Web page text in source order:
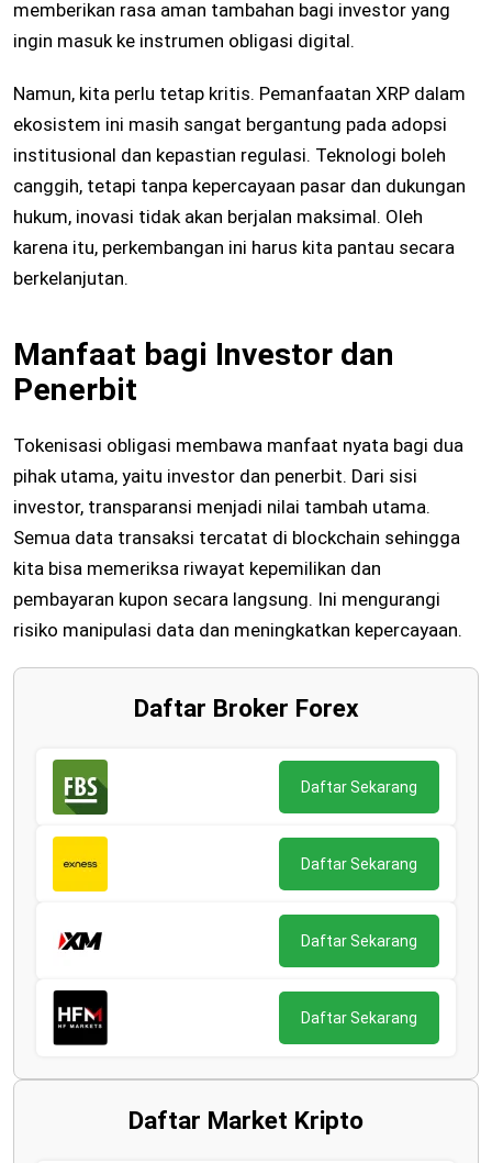
memberikan rasa aman tambahan bagi investor yang
ingin masuk ke instrumen obligasi digital.
Namun, kita perlu tetap kritis. Pemanfaatan XRP dalam
ekosistem ini masih sangat bergantung pada adopsi
institusional dan kepastian regulasi. Teknologi boleh
canggih, tetapi tanpa kepercayaan pasar dan dukungan
hukum, inovasi tidak akan berjalan maksimal. Oleh
karena itu, perkembangan ini harus kita pantau secara
berkelanjutan.
Manfaat bagi Investor dan
Penerbit
Tokenisasi obligasi membawa manfaat nyata bagi dua
pihak utama, yaitu investor dan penerbit. Dari sisi
investor, transparansi menjadi nilai tambah utama.
Semua data transaksi tercatat di blockchain sehingga
kita bisa memeriksa riwayat kepemilikan dan
pembayaran kupon secara langsung. Ini mengurangi
risiko manipulasi data dan meningkatkan kepercayaan.
Daftar Broker Forex
Daftar Sekarang
Daftar Sekarang
Daftar Sekarang
Daftar Sekarang
Daftar Market Kripto